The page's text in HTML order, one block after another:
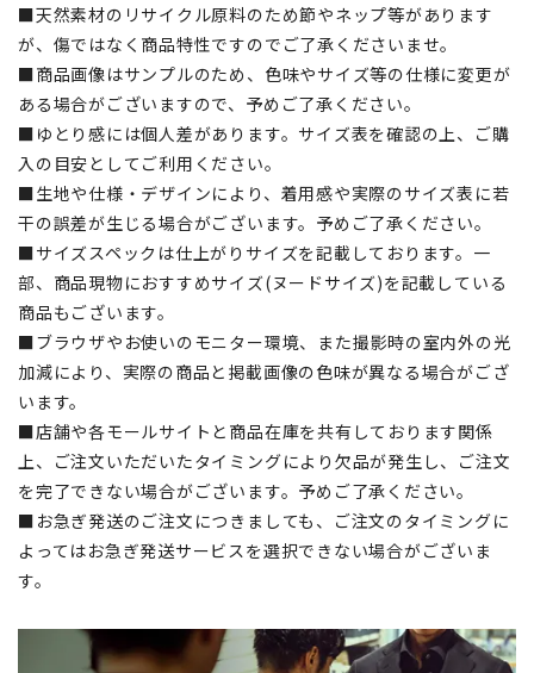
■天然素材のリサイクル原料のため節やネップ等があります
が、傷ではなく商品特性ですのでご了承くださいませ。
■商品画像はサンプルのため、色味やサイズ等の仕様に変更が
ある場合がございますので、予めご了承ください。
■ゆとり感には個人差があります。サイズ表を確認の上、ご購
入の目安としてご利用ください。
■生地や仕様・デザインにより、着用感や実際のサイズ表に若
干の誤差が生じる場合がございます。予めご了承ください。
■サイズスペックは仕上がりサイズを記載しております。一
部、商品現物におすすめサイズ(ヌードサイズ)を記載している
商品もございます。
■ブラウザやお使いのモニター環境、また撮影時の室内外の光
加減により、実際の商品と掲載画像の色味が異なる場合がござ
います。
■店舗や各モールサイトと商品在庫を共有しております関係
上、ご注文いただいたタイミングにより欠品が発生し、ご注文
を完了できない場合がございます。予めご了承ください。
■お急ぎ発送のご注文につきましても、ご注文のタイミングに
よってはお急ぎ発送サービスを選択できない場合がございま
す。